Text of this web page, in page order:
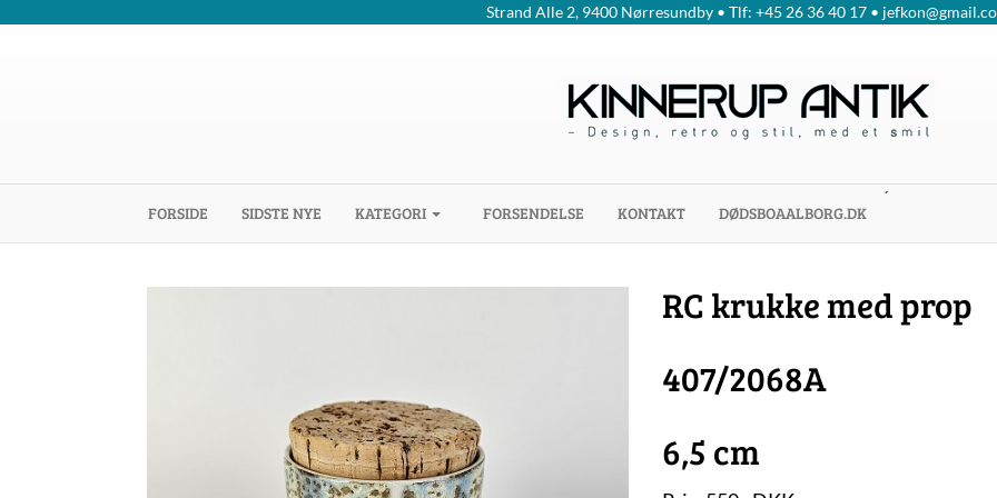
Strand Alle 2, 9400 Nørresundby • Tlf: +45 26 36 40 17 •
FORSIDE (CURRENT)
SIDSTE NYE KATEGORI FORSENDELSE KONTAKT DØDSBOAALBORG.DK
´
RC krukke med prop
407/2068A
6,5 cm